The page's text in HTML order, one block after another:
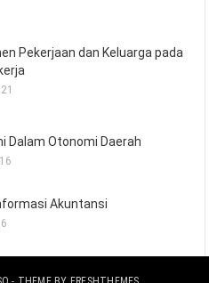
Pekerjaan dan Keluarga pada
Dalam Otonomi Daerah
Akuntansi